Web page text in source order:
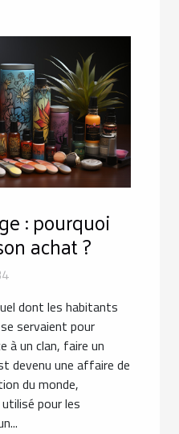
: pourquoi
achat ?
dont les habitants
servaient pour
à un clan, faire un
devenu une affaire de
du monde,
utilisé pour les